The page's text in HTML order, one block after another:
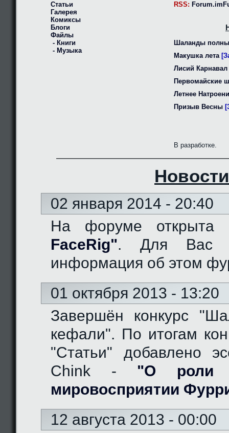
Статьи
Галерея
Комиксы
Блоги
Файлы
- Книги
- Музыка
RSS:
Шаланды
Макушка лета
Лисий Карнавал
Первомайские
Летнее
Призыв Весны
В разработке.
02 января 2014 - 20:40
На форуме
FaceRig". Для Вас
информация об этом
01 октября 2013 - 13:20
Завершён конкурс
кефали". По итогам
"Статьи" добавлено
Chink - "О роли
мировосприятии
12 августа 2013 - 00:00